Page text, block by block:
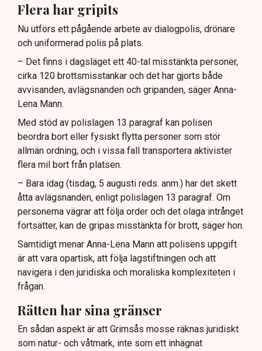
Flera har gripits
Nu utförs ett pågående arbete av dialogpolis, drönare
och uniformerad polis på plats.
– Det finns i dagsläget ett 40-tal misstänkta personer,
cirka 120 brottsmisstankar och det har gjorts både
avvisanden, avlägsnanden och gripanden, säger Anna-
Lena Mann.
Med stöd av polislagen 13 paragraf kan polisen
beordra bort eller fysiskt flytta personer som stör
allmän ordning, och i vissa fall transportera aktivister
flera mil bort från platsen.
– Bara idag (tisdag, 5 augusti reds. anm.) har det skett
åtta avlägsnanden, enligt polislagen 13 paragraf. Om
personerna vägrar att följa order och det olaga intrånget
fortsätter, kan de gripas misstänkta för brott, säger hon.
Samtidigt menar Anna-Lena Mann att polisens uppgift
är att vara opartisk, att följa lagstiftningen och att
navigera i den juridiska och moraliska komplexiteten i
frågan.
Rätten har sina gränser
En sådan aspekt är att Grimsås mosse räknas juridiskt
som natur- och våtmark, inte som ett inhägnat